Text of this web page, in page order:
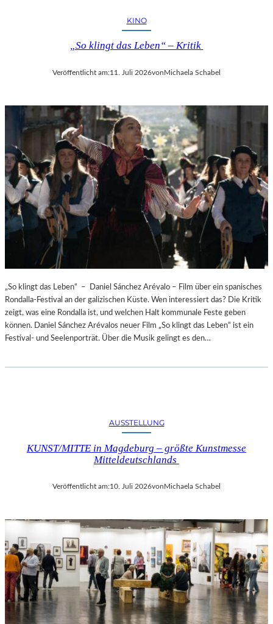
KINO
„So klingt das Leben“ – Kritik
Veröffentlicht am:11. Juli 2026vonMichaela Schabel
„So klingt das Leben“ – Daniel Sánchez Arévalo – Film über ein spanisches
Rondalla-Festival an der galizischen Küste. Wen interessiert das? Die Kritik
zeigt, was eine Rondalla ist, und welchen Halt kommunale Feste geben
können. Daniel Sánchez Arévalos neuer Film „So klingt das Leben“ ist ein
Festival- und Seelenporträt. Über die Musik gelingt es den…
AUSSTELLUNG
KUNST/MITTE in Magdeburg – größte Kunstmesse
Mitteldeutschlands
Veröffentlicht am:10. Juli 2026vonMichaela Schabel